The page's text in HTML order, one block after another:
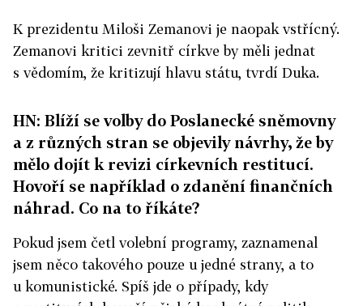
K prezidentu Miloši Zemanovi je naopak vstřícný.
Zemanovi kritici zevnitř církve by měli jednat
s vědomím, že kritizují hlavu státu, tvrdí Duka.
HN: Blíží se volby do Poslanecké sněmovny
a z různých stran se objevily návrhy, že by
mělo dojít k revizi církevních restitucí.
Hovoří se například o zdanění finančních
náhrad. Co na to říkáte?
Pokud jsem četl volební programy, zaznamenal
jsem něco takového pouze u jedné strany, a to
u komunistické. Spíš jde o případy, kdy